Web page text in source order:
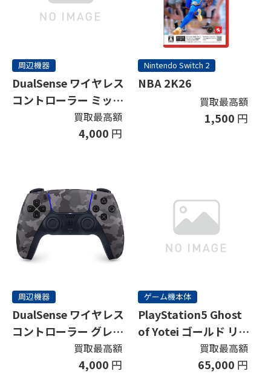
周辺機器
DualSense ワイヤレス
コントローラー ミッド
ナイト ブラック買取最高額
4,000 円
Nintendo Switch 2
NBA 2K26
買取最高額
1,500 円
周辺機器
DualSense ワイヤレス
コントローラー グレー
カモフラージュ買取最高額
4,000 円
ゲーム機本体
PlayStation5 Ghost
of Yotei ゴールド リミ
テッドエディション
買取最高額
65,000 円